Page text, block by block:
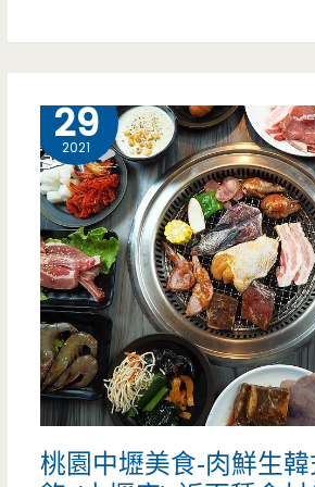
465
元
（邀
約）
價
式
料
理
超
划
算，
不
用
一
29
2021
桃園中壢美食-肉鮮生韓